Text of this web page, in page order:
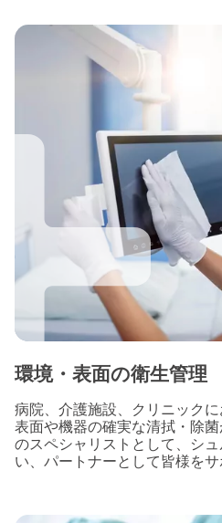
環境・表面の衛生管理
病院、介護施設、クリニック
表面や機器の確実な清拭・除
のスペシャリストとして、シ
い、パートナーとして皆様をサ